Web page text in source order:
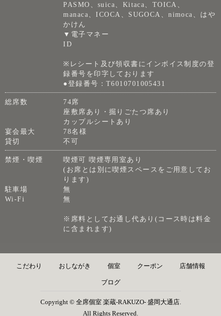
PASMO、suica、Kitaca、TOICA、
manaca、ICOCA、SUGOCA、nimoca、はや
かけん
▼電子マネー
ID
※レシート及び領収書にインボイス制度の登
録番号を印字しております
●登録番号：T6010701005431
総席数
74席
座敷席あり・掘りごたつ席あり
カップルシートあり
宴会最大
78名様
貸切
不可
禁煙・喫煙
喫煙可 喫煙専用室あり
(お席とは別に喫煙スペースをご用意してお
ります)
駐車場
無
Wi-Fi
無
※席料としてお通し代あり(コース時は料金
に含まれます)
こだわり おしながき 個室 クーポン 店舗情報
ブログ
Copyright © 全席個室 楽蔵‐RAKUZO‐ 盛岡大通店.
All Rights Reserved.